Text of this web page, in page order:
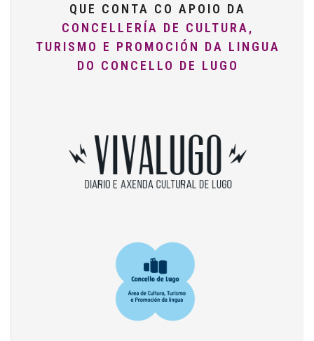
QUE CONTA CO APOIO DA
CONCELLERÍA DE CULTURA,
TURISMO E PROMOCIÓN DA LINGUA
DO CONCELLO DE LUGO